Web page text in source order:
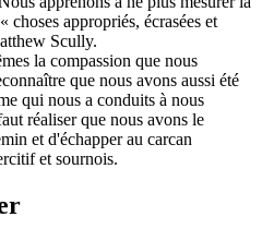
choses appropriés, écrasées et
Scully.
la compassion que nous
que nous avons aussi été
qui nous a conduits à nous
réaliser que nous avons le
et d'échapper au carcan
et sournois.